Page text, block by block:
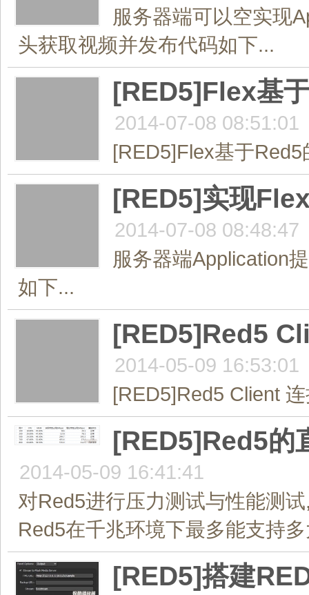
服务器端可以空实现
头获取视频并发布代码如下...
[RED5]Flex基
2014-07-08 08:51:01
[RED5]Flex基于
[RED5]实现
2014-07-08 08:48:47
服务器端Application
如下...
[RED5]Red5
2014-05-09 16:53:01
[RED5]Red5 Client
[RED5]Red5的
2014-05-09 16:41:41
对Red5进行压力测试与性能测
Red5在千兆环境下最多能支持
[RED5]搭建